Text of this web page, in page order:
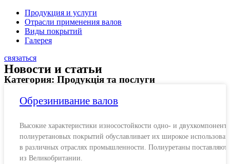
Продукция и услуги
Отрасли применения валов
Виды покрытий
Галерея
связаться
Новости и статьи
Категория: Продукція та послуги
Обрезинивание валов
Высокие характеристики износостойкости одно- и
полиуретановых покрытий обуславливает их широкое
в различных отраслях промышленности. Полиуретаны
из Великобритании.